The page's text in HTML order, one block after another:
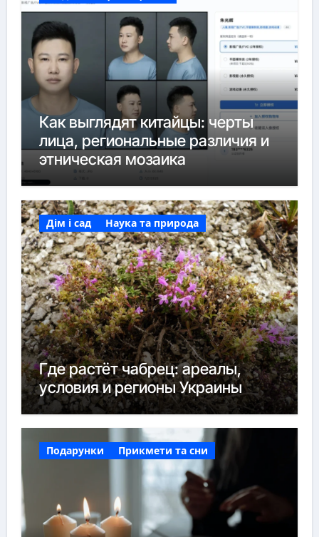
Как выглядят китайцы: черты
лица, региональные различия и
этническая мозаика
Дім і сад Наука та природа
Где растёт чабрец: ареалы,
условия и регионы Украины
Подарунки Прикмети та сни